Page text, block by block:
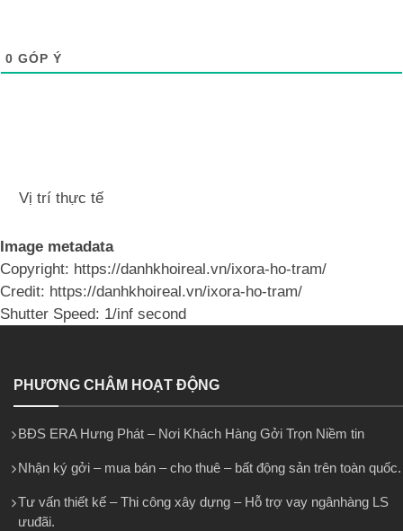
0 GÓP Ý
Vị trí thực tế
Image metadata
Copyright: https://danhkhoireal.vn/ixora-ho-tram/
Credit: https://danhkhoireal.vn/ixora-ho-tram/
Shutter Speed: 1/inf second
PHƯƠNG CHÂM HOẠT ĐỘNG
BĐS ERA Hưng Phát – Nơi Khách Hàng Gởi Trọn Niềm tin
Nhận ký gởi – mua bán – cho thuê – bất động sản trên toàn quốc.
Tư vấn thiết kế – Thi công xây dựng – Hỗ trợ vay ngânhàng LS
ưuđãi.